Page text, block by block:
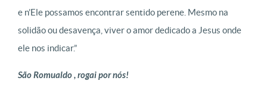
e n’Ele possamos encontrar sentido perene. Mesmo na
solidão ou desavença, viver o amor dedicado a Jesus onde
ele nos indicar.”
São Romualdo , rogai por nós!